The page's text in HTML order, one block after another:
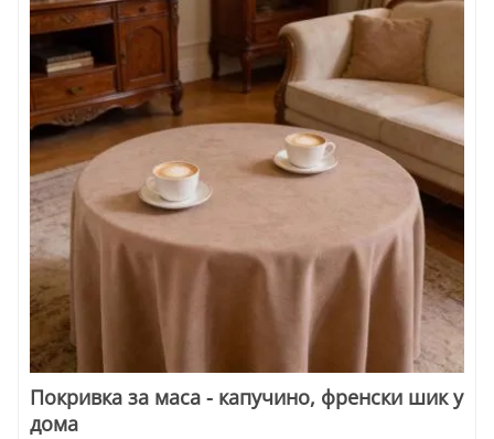
Покривка за маса - капучино, френски шик у
дома